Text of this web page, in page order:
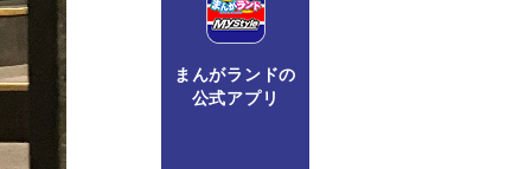
まんがランドの
公式アプリ